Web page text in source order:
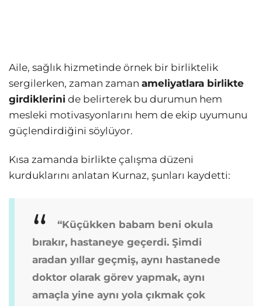
Aile, sağlık hizmetinde örnek bir birliktelik
sergilerken, zaman zaman ameliyatlara birlikte
girdiklerini de belirterek bu durumun hem
mesleki motivasyonlarını hem de ekip uyumunu
güçlendirdiğini söylüyor.
Kısa zamanda birlikte çalışma düzeni
kurduklarını anlatan Kurnaz, şunları kaydetti:
“Küçükken babam beni okula
bırakır, hastaneye geçerdi. Şimdi
aradan yıllar geçmiş, aynı hastanede
doktor olarak görev yapmak, aynı
amaçla yine aynı yola çıkmak çok